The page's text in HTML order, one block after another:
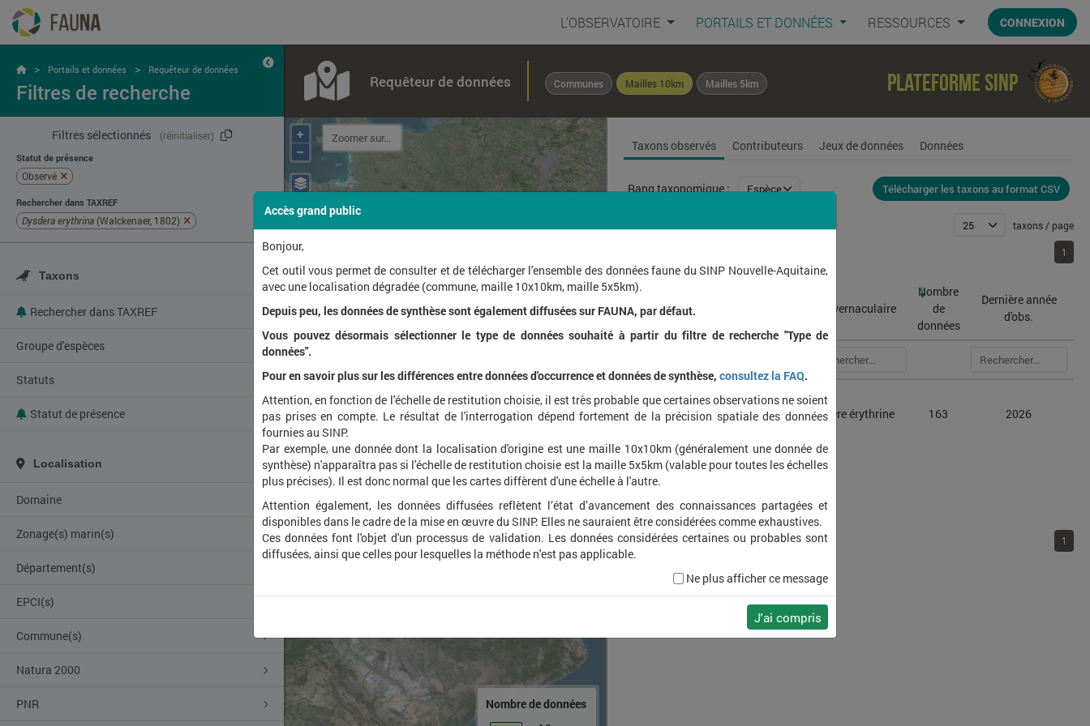
L'OBSERVATOIRE PORTAILS ET DONNÉES RESSOURCES CONNEXION
> Portails et données > Requêteur de données
Filtres de recherche
Filtres sélectionnés (réinitialiser)
Statut de présence
Observé
Rechercher dans TAXREF
Dysdera erythrina (Walckenaer, 1802)
Taxons
Rechercher dans TAXREF
Groupe d'espèces
Statuts
Statut de présence
Localisation
Domaine
Zonage(s) marin(s)
Département(s)
EPCI(s)
Commune(s)
Natura 2000
PNR
Requêteur de données Communes Mailles 10km Mailles 5km Plateforme SINP
+
–
Nombre de données
Taxons observés Contributeurs Jeux de données Données
Rang taxonomique : Télécharger les taxons au format CSV
taxons / page
1
Nom vernaculaire
Nombre
de
données
Dernière année
d'obs.
Dysdera erythrina Dysdère érythrine 163 2026
1
Accès grand public
Bonjour,
Cet outil vous permet de consulter et de télécharger l'ensemble des données faune du SINP Nouvelle-Aquitaine,
avec une localisation dégradée (commune, maille 10x10km, maille 5x5km).
Depuis peu, les données de synthèse sont également diffusées sur FAUNA, par défaut.
Vous pouvez désormais sélectionner le type de données souhaité à partir du filtre de recherche "Type de
données".
Pour en savoir plus sur les différences entre données d'occurrence et données de synthèse, consultez la FAQ.
Attention, en fonction de l'échelle de restitution choisie, il est très probable que certaines observations ne soient
pas prises en compte. Le résultat de l'interrogation dépend fortement de la précision spatiale des données
fournies au SINP.
Par exemple, une donnée dont la localisation d'origine est une maille 10x10km (généralement une donnée de
synthèse) n'apparaîtra pas si l'échelle de restitution choisie est la maille 5x5km (valable pour toutes les échelles
plus précises). Il est donc normal que les cartes diffèrent d'une échelle à l'autre.
Attention également, les données diffusées reflètent l’état d’avancement des connaissances partagées et
disponibles dans le cadre de la mise en œuvre du SINP. Elles ne sauraient être considérées comme exhaustives.
Ces données font l'objet d'un processus de validation. Les données considérées certaines ou probables sont
diffusées, ainsi que celles pour lesquelles la méthode n'est pas applicable.
Ne plus afficher ce message
J'ai compris